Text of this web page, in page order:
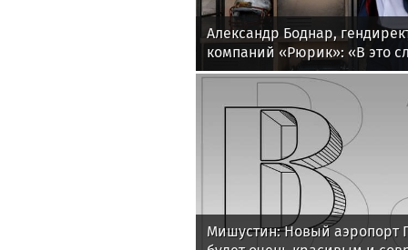
Александр Боднар,
компаний «Рюрик»: «В это
опыт и компетенции могут
Мишустин: Новый аэропорт